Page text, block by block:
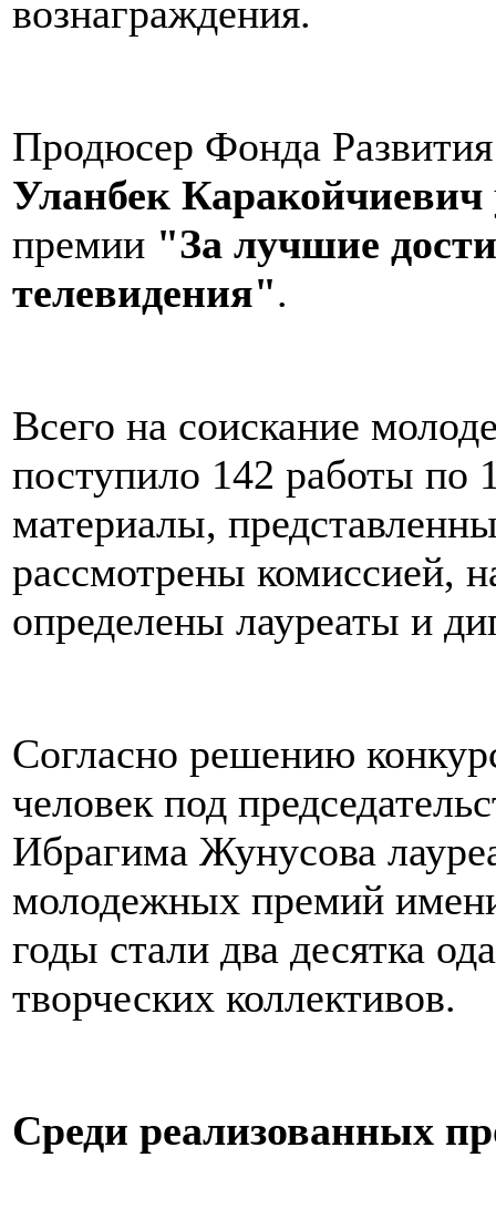
вознаграждения.
Продюсер Фонда
Уланбек Каракойчиевич
премии "За лучшие
телевидения".
Всего на соискание
поступило 142 работы по
материалы,
рассмотрены комиссией,
определены лауреаты и
Согласно решению
человек под
Ибрагима Жунусова
молодежных премий
годы стали два десятка
творческих коллективов.
Среди реализованных